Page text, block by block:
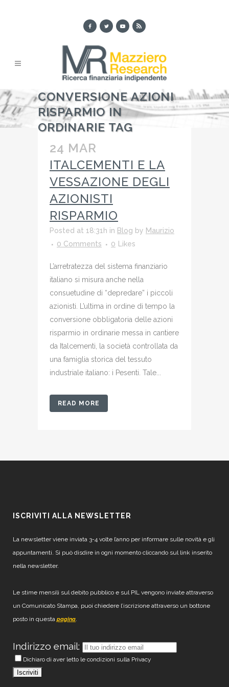
CONVERSIONE AZIONI
RISPARMIO IN
ORDINARIE TAG
24 MAR
ITALCEMENTI E LA
VESSAZIONE DEGLI
AZIONISTI
RISPARMIO
Posted at 18:31h in Blog by Maurizio
0 Comments
0 Likes
L’arretratezza del sistema finanziario
italiano si misura anche nella
consuetudine di “depredare” i piccoli
azionisti. L’ultima in ordine di tempo la
conversione obbligatoria delle azioni
risparmio in ordinarie messa in cantiere
da Italcementi, la società controllata da
una famiglia storica del tessuto
industriale italiano: i Pesenti. Tale...
READ MORE
ISCRIVITI ALLA NEWSLETTER
La newsletter viene inviata 3-4 volte l’anno per informare sulle novità e gli
appuntamenti. Si può disdire in ogni momento cliccando sul link inserito
nella newsletter.
Le stime mensili sul debito pubblico e sul PIL vengono inviate attraverso
un Comunicato Stampa, puoi chiedere l’iscrizione attraverso un bottone
posto in questa pagina.
Indirizzo email:
Dichiaro di aver letto le condizioni sulla Privacy